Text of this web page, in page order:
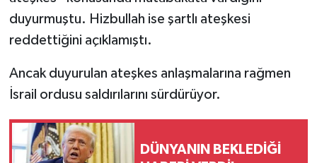
duyurmuştu. Hizbullah ise şartlı ateşkesi
reddettiğini açıklamıştı.
Ancak duyurulan ateşkes anlaşmalarına rağmen
İsrail ordusu saldırılarını sürdürüyor.
DÜNYANIN BEKLEDİĞİ